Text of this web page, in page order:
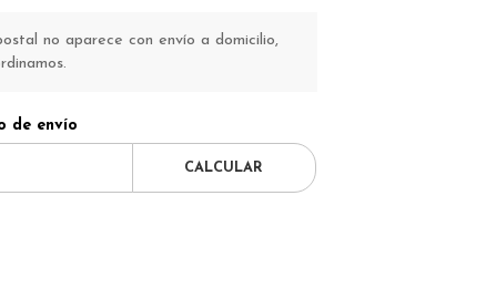
no aparece con envío a domicilio,
de envío
CALCULAR